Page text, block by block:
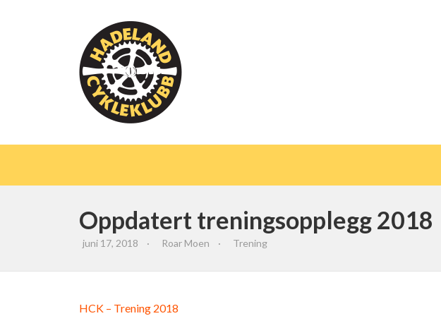
Oppdatert treningsopplegg 2018
juni 17, 2018 · Roar Moen · Trening
HCK – Trening 2018